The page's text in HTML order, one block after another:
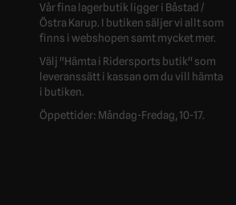
Vår fina lagerbutik ligger i Båstad /
Östra Karup. I butiken säljer vi allt som
finns i webshopen samt mycket mer.
Välj "Hämta i Ridersports butik" som
leveranssätt i kassan om du vill hämta
i butiken.
Öppettider: Måndag-Fredag, 10-17.